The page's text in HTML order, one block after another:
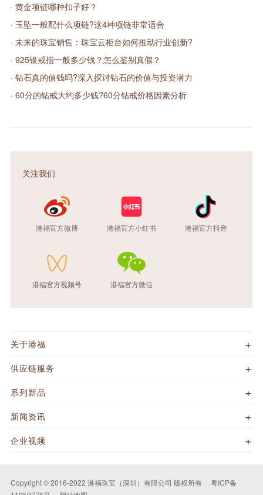
· 黄金项链哪种扣子好？
· 玉坠一般配什么项链?这4种项链非常适合
· 未来的珠宝销售：珠宝云柜台如何推动行业创新?
· 925银戒指一般多少钱？怎么鉴别真假？
· 钻石真的值钱吗?深入探讨钻石的价值与投资潜力
· 60分的钻戒大约多少钱?60分钻戒价格因素分析
关注我们
港福官方微博 港福官方小红书 港福官方抖音
港福官方视频号 港福官方微信
关于港福
供应链服务
系列新品
新闻资讯
企业视频
Copyright © 2016-2022 港福珠宝（深圳）有限公司 版权所有
粤ICP备